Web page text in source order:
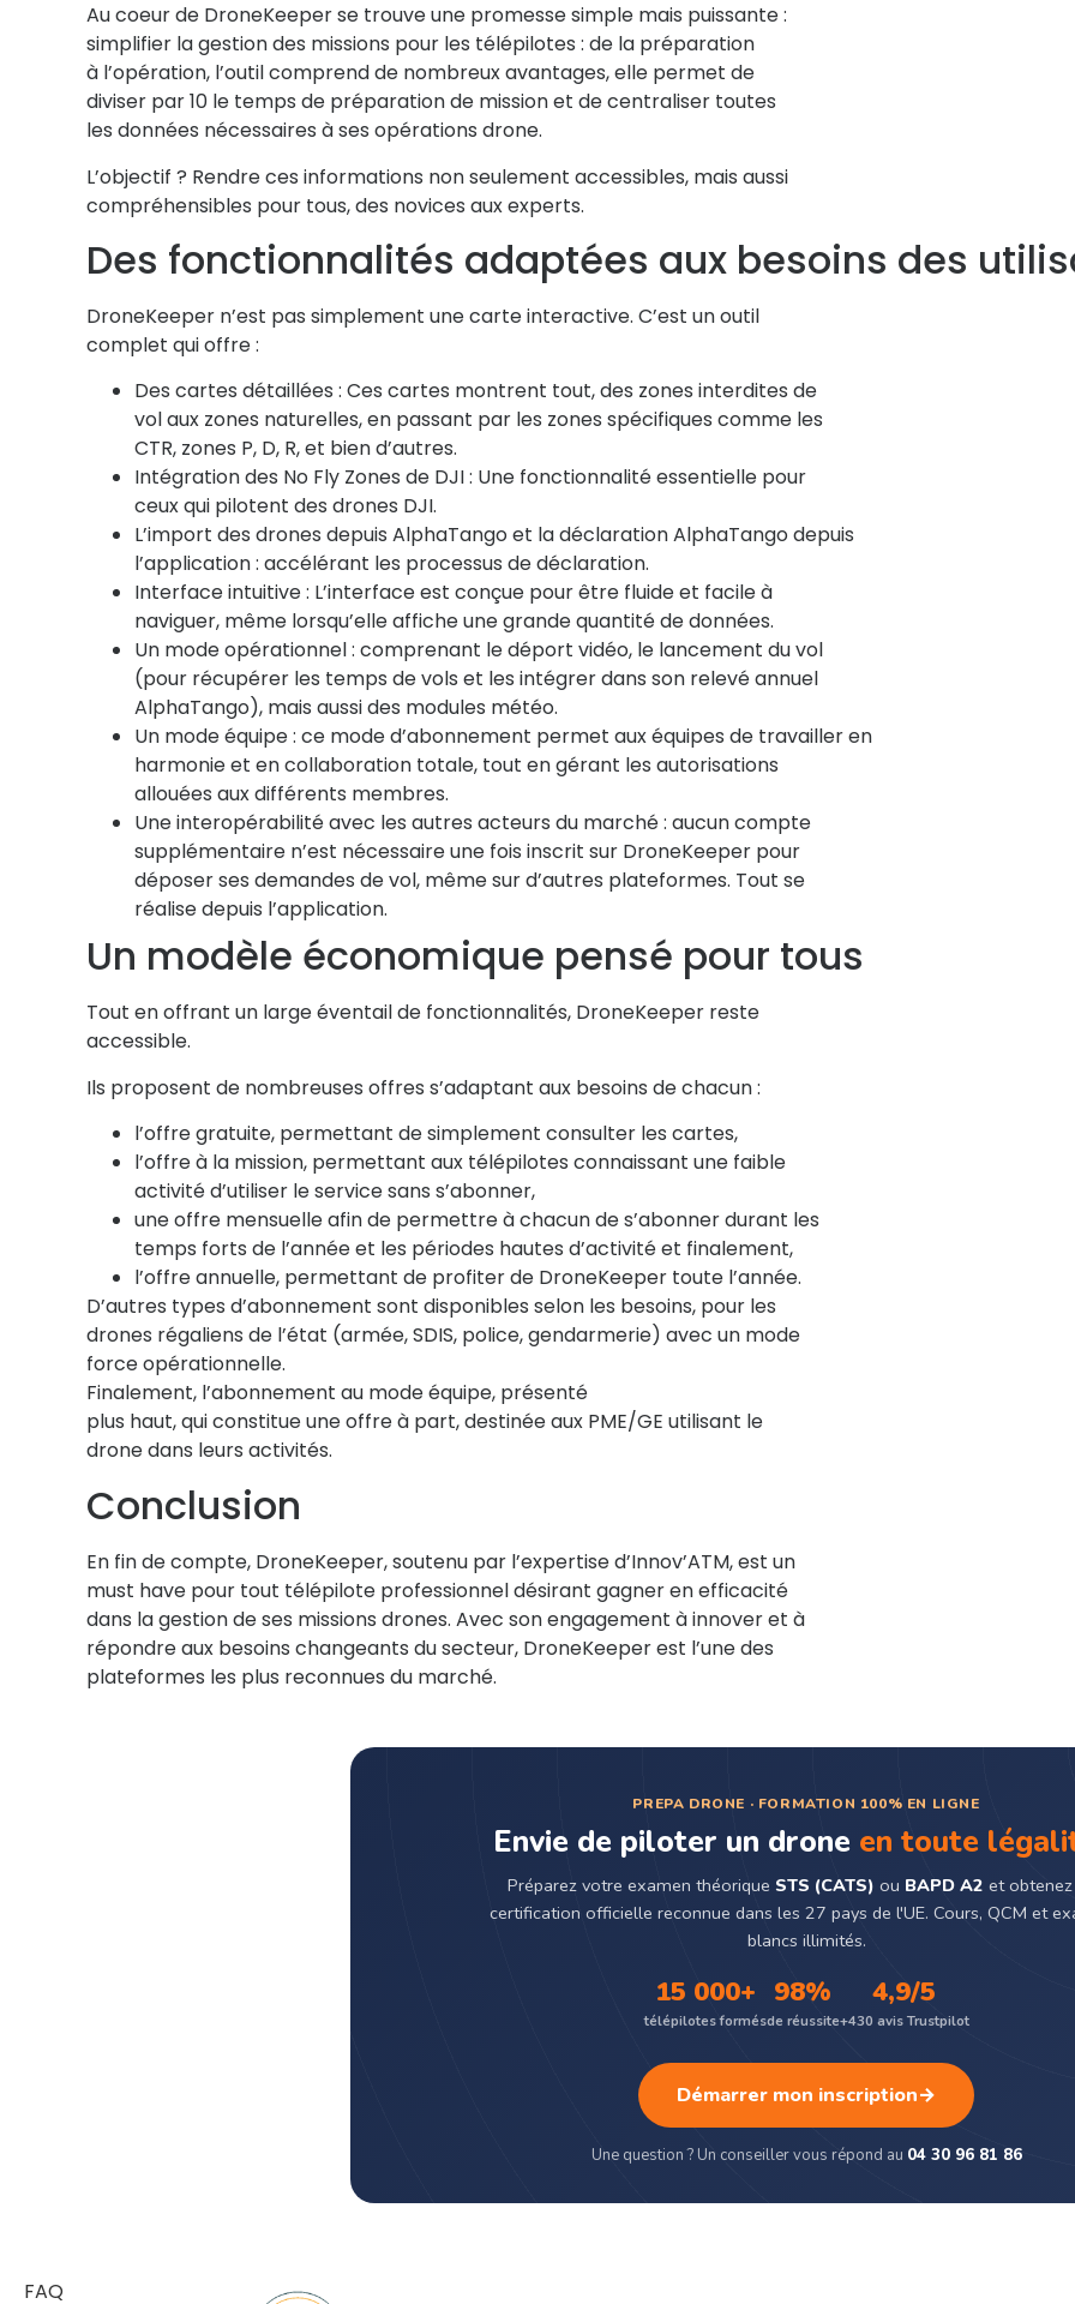
Au coeur de DroneKeeper se trouve une promesse simple mais puissante :
simplifier la gestion des missions pour les télépilotes : de la préparation
à l’opération, l’outil comprend de nombreux avantages, elle permet de
diviser par 10 le temps de préparation de mission et de centraliser toutes
les données nécessaires à ses opérations drone.
L’objectif ? Rendre ces informations non seulement accessibles, mais aussi
compréhensibles pour tous, des novices aux experts.
Des fonctionnalités adaptées aux besoins des
DroneKeeper n’est pas simplement une carte interactive. C’est un outil
complet qui offre :
Des cartes détaillées : Ces cartes montrent tout, des zones interdites de
vol aux zones naturelles, en passant par les zones spécifiques comme les
CTR, zones P, D, R, et bien d’autres.
Intégration des No Fly Zones de DJI : Une fonctionnalité essentielle pour
ceux qui pilotent des drones DJI.
L’import des drones depuis AlphaTango et la déclaration AlphaTango depuis
l’application : accélérant les processus de déclaration.
Interface intuitive : L’interface est conçue pour être fluide et facile à
naviguer, même lorsqu’elle affiche une grande quantité de données.
Un mode opérationnel : comprenant le déport vidéo, le lancement du vol
(pour récupérer les temps de vols et les intégrer dans son relevé annuel
AlphaTango), mais aussi des modules météo.
Un mode équipe : ce mode d’abonnement permet aux équipes de travailler en
harmonie et en collaboration totale, tout en gérant les autorisations
allouées aux différents membres.
Une interopérabilité avec les autres acteurs du marché : aucun compte
supplémentaire n’est nécessaire une fois inscrit sur DroneKeeper pour
déposer ses demandes de vol, même sur d’autres plateformes. Tout se
réalise depuis l’application.
Un modèle économique pensé pour tous
Tout en offrant un large éventail de fonctionnalités, DroneKeeper reste
accessible.
Ils proposent de nombreuses offres s’adaptant aux besoins de chacun :
l’offre gratuite, permettant de simplement consulter les cartes,
l’offre à la mission, permettant aux télépilotes connaissant une faible
activité d’utiliser le service sans s’abonner,
une offre mensuelle afin de permettre à chacun de s’abonner durant les
temps forts de l’année et les périodes hautes d’activité et finalement,
l’offre annuelle, permettant de profiter de DroneKeeper toute l’année.
D’autres types d’abonnement sont disponibles selon les besoins, pour les
drones régaliens de l’état (armée, SDIS, police, gendarmerie) avec un mode
force opérationnelle.
Finalement, l’abonnement au mode équipe, présenté
plus haut, qui constitue une offre à part, destinée aux PME/GE utilisant le
drone dans leurs activités.
Conclusion
En fin de compte, DroneKeeper, soutenu par l’expertise d’Innov’ATM, est un
must have pour tout télépilote professionnel désirant gagner en efficacité
dans la gestion de ses missions drones. Avec son engagement à innover et à
répondre aux besoins changeants du secteur, DroneKeeper est l’une des
plateformes les plus reconnues du marché.
PREPA DRONE · FORMATION 100% EN LIGNE
Envie de piloter un drone en toute
Préparez votre examen théorique STS (CATS) ou BAPD A2 et
certification officielle reconnue dans les 27 pays de l'UE. Cours, QCM et
blancs illimités.
15 000+
télépilotes formés
98%
de réussite
4,9/5
+430 avis Trustpilot
Démarrer mon inscription→
Une question ? Un conseiller vous répond au 04 30 96 81 86
FAQ